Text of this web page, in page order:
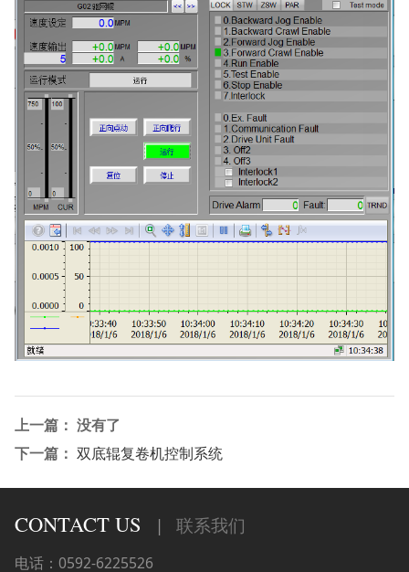
上一篇： 没有了
下一篇： 双底辊复卷机控制系统
CONTACT US | 联系我们
电话：0592-6225526